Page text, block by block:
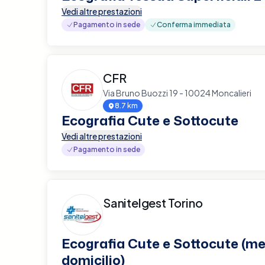
Vedi altre prestazioni
Pagamento in sede Conferma immediata
CFR
Via Bruno Buozzi 19 - 10024 Moncalieri
8.7 km
Ecografia Cute e Sottocute
Vedi altre prestazioni
Pagamento in sede
Sanitelgest Torino
Ecografia Cute e Sottocute
domicilio)